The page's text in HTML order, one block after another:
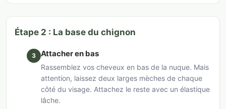
Étape 2 : La base du chignon
3 Attacher en bas
Rassemblez vos cheveux en bas de la nuque. Mais
attention, laissez deux larges mèches de chaque
côté du visage. Attachez le reste avec un élastique
lâche.